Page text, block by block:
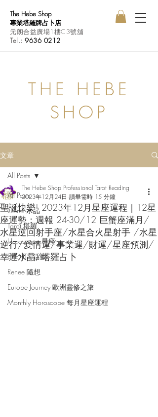
The Hebe Shop
專業塔羅牌占卜店
元朗合益廣場1樓C3號舖
Tel.:9636 0212
THE HEBE
SHOP
文章
All Posts
Gems 水晶
Tarot 塔羅
Horoscope 星座
EVENTS 活動
Renee 隨想
Europe Journey 歐洲靈修之旅
Monthly Horoscope 每月星座運程
All Posts
聖誕快樂! 2023年12月星座運程｜12星
座運勢：週報 24-30/12 巨蟹座滿月/
水星逆回射手座/水星合火星射手 /水星
逆行/愛情運/事業運/財運/星座預測/
幸運水晶/塔羅占卜
The Hebe Shop Professional Tarot Reading
2023年12月24日 讀畢需時 15 分鐘